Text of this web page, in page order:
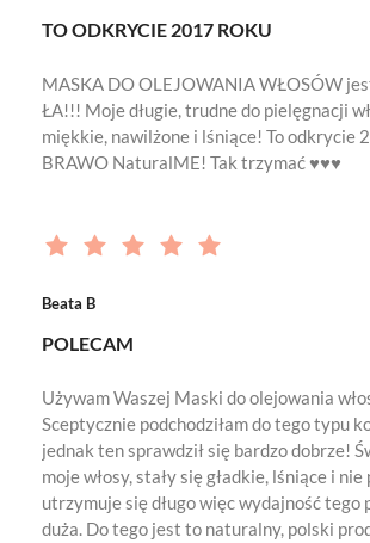
TO ODKRYCIE 2017 ROKU
MASKA DO OLEJOWANIA WŁOSÓW
ŁA!!! Moje długie, trudne do pielęgnacji
miękkie, nawilżone i lśniące! To odkrycie
BRAWO NaturalME! Tak trzymać ♥♥♥
Beata B
POLECAM
Używam Waszej Maski do olejowania
Sceptycznie podchodziłam do tego typu
jednak ten sprawdził się bardzo dobrze!
moje włosy, stały się gładkie, lśniące i
utrzymuje się długo więc wydajność tego
duża. Do tego jest to naturalny, polski